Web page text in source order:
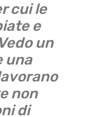
cui le
e
un
una
non
di